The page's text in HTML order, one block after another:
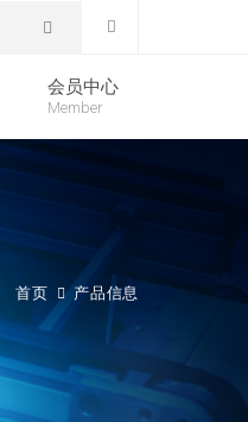
会员中心
Member
首页 产品信息